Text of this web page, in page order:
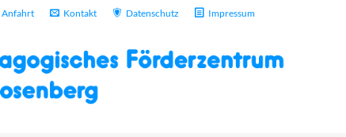
Anfahrt Kontakt Datenschutz Impressum